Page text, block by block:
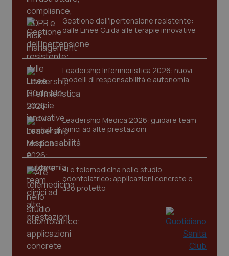
Gestione dell'Ipertensione resistente:
dalle Linee Guida alle terapie innovative
Leadership Infermieristica 2026: nuovi
modelli di responsabilità e autonomia
Leadership Medica 2026: guidare team
clinici ad alte prestazioni
AI e telemedicina nello studio
odontoiatrico: applicazioni concrete e
uso protetto
tracking-enable
tracking-sites-ironfish-
session-id
www.quotidianosanita.it
_ga
Google LLC